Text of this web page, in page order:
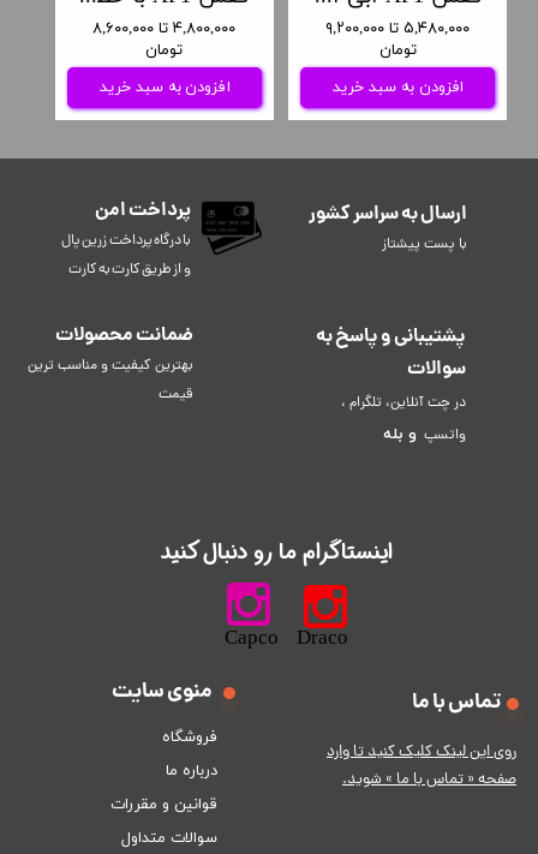
۴,۸۰۰,۰۰۰ تا ۸,۶۰۰,۰۰۰
تومان
افزودن به سبد خرید
۵,۴۸۰,۰۰۰ تا ۹,۲۰۰,۰۰۰
تومان
افزودن به سبد خرید
ارسال به سراسر کشور
با پست پیشتاز
منوی سایت
فروشگاه
درباره ما
قوانین و مقررات
سوالات متداول
تماس با ما
روی این لینک کلیک کنید تا وارد
صفحه « تماس با ما » شوید.
پرداخت امن
​​​​​با درگاه پرداخت زرین پال
و از طریق کارت به کارت
پشتیبانی و پاسخ به
سوالات
در چت آنلاین، تلگرام ،
واتسپ و بله
ضمانت محصولات
بهترین کیفیت و مناسب ترین
قیمت
​اینستاگرام ما رو دنبال کنید​​​​​​​
​​​​​​​​​​​​​​​​​​​​Capco Draco